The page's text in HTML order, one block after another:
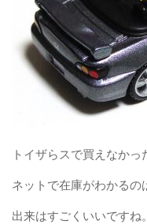
トイザらスで買えなかっ
ネットで在庫がわかるの
出来はすごくいいです